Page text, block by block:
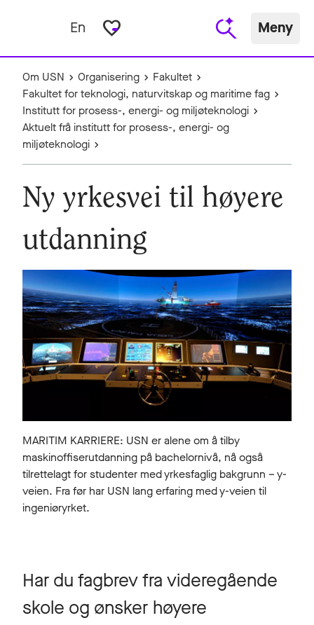
En favorite_border Meny
Om USN Organisering
Fakultet
Fakultet for teknologi, naturvitskap og maritime fag
Institutt for prosess-, energi- og miljøteknologi
Aktuelt frå institutt for prosess-, energi- og
miljøteknologi
Ny yrkesvei til høyere
utdanning
MARITIM KARRIERE: USN er alene om å tilby
maskinoffiserutdanning på bachelornivå, nå også
tilrettelagt for studenter med yrkesfaglig bakgrunn – y-
veien. Fra før har USN lang erfaring med y-veien til
ingeniøryrket.
Har du fagbrev fra videregående
skole og ønsker høyere